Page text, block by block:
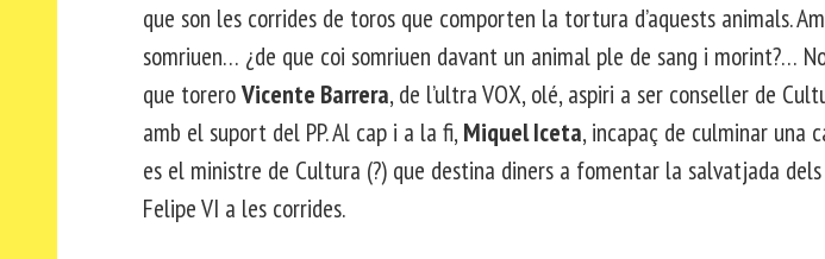
que son les corrides de toros que comporten la tortura d’aquests animals.
somriuen… ¿de que coi somriuen davant un animal ple de sang i morint?…
que toreroVicente Barrera, de l’ultra VOX, olé, aspiri a ser conseller de
amb el suport del PP. Al cap i a la fi,Miquel Iceta, incapaç de culminar una
es el ministre de Cultura (?) que destina diners a fomentar la salvatjada
Felipe VI a les corrides.